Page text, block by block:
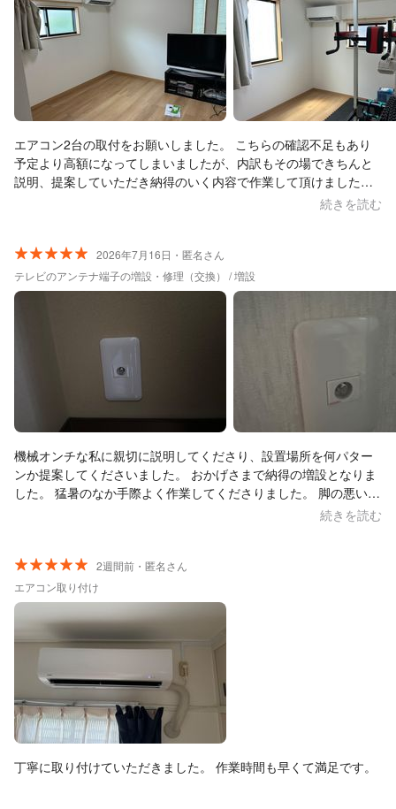
エアコン2台の取付をお願いしました。 こちらの確認不足もあり
予定より高額になってしまいましたが、内訳もその場できちんと
説明、提案していただき納得のいく内容で作業して頂けました。
予定外の作業もスムーズに行っていただき色々とご配慮いただき
麗でした。 暑い中気持ちのいいを作業ありがとうございました。
続きを読む
2026年7月16日・匿名さん
テレビのアンテナ端子の増設・修理（交換） / 増設
機械オンチな私に親切に説明してくださり、設置場所を何パター
ンか提案してくださいました。 おかげさまで納得の増設となりま
した。 猛暑のなか手際よく作業してくださりました。 脚の悪い母
が、寝室でTVを見れる事にたいへん喜んでおります。 本当にあり
続きを読む
2週間前・匿名さん
エアコン取り付け
丁寧に取り付けていただきました。 作業時間も早くて満足です。